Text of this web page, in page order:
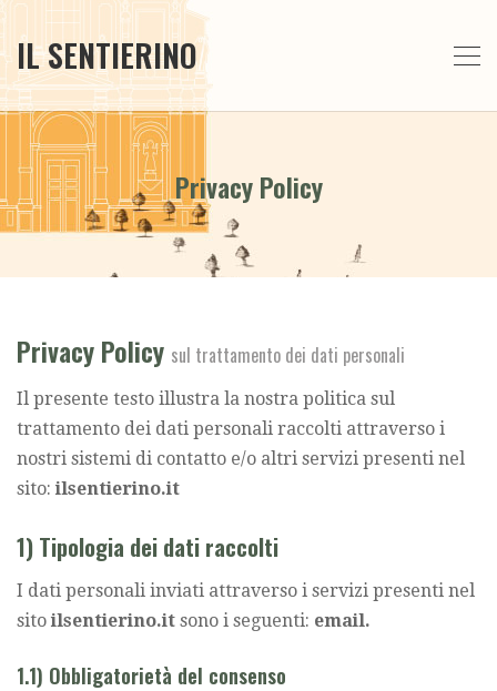
IL SENTIERINO
Privacy Policy
Privacy Policy sul trattamento dei dati personali
Il presente testo illustra la nostra politica sul
trattamento dei dati personali raccolti attraverso i
nostri sistemi di contatto e/o altri servizi presenti nel
sito: ilsentierino.it
1) Tipologia dei dati raccolti
I dati personali inviati attraverso i servizi presenti nel
sito ilsentierino.it sono i seguenti: email.
1.1) Obbligatorietà del consenso